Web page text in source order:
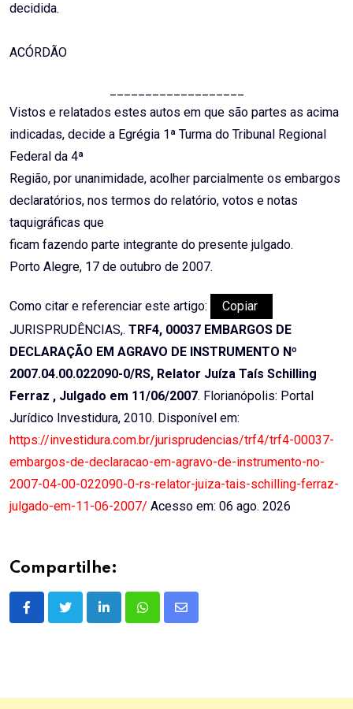
decidida.
ACÓRDÃO
Vistos e relatados estes autos em que são partes as acima
indicadas, decide a Egrégia 1ª Turma do Tribunal Regional
Federal da 4ª
Região, por unanimidade, acolher parcialmente os embargos
declaratórios, nos termos do relatório, votos e notas
taquigráficas que
ficam fazendo parte integrante do presente julgado.
Porto Alegre, 17 de outubro de 2007.
Como citar e referenciar este artigo:
Copiar
JURISPRUDÊNCIAS,. TRF4, 00037 EMBARGOS DE
DECLARAÇÃO EM AGRAVO DE INSTRUMENTO Nº
2007.04.00.022090-0/RS, Relator Juíza Taís Schilling
Ferraz , Julgado em 11/06/2007. Florianópolis: Portal
Jurídico Investidura, 2010. Disponível em:
https://investidura.com.br/jurisprudencias/trf4/trf4-00037-
embargos-de-declaracao-em-agravo-de-instrumento-no-
2007-04-00-022090-0-rs-relator-juiza-tais-schilling-ferraz-
julgado-em-11-06-2007/ Acesso em: 06 ago. 2026
Compartilhe:
LinkedInWhatsappShare